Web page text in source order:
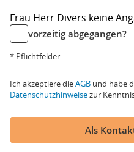
Frau Herr Divers keine
vorzeitig abgegangen?
* Pflichtfelder
Ich akzeptiere dieAGB und habe
Datenschutzhinweisezur
Als